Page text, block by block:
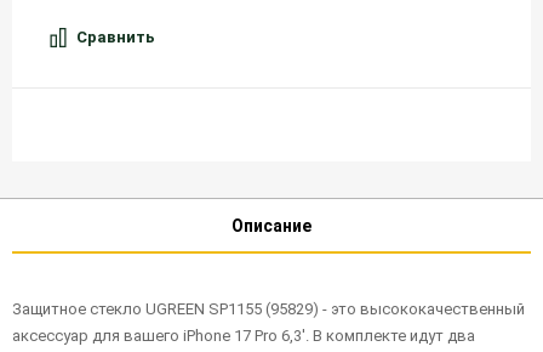
Сравнить
Описание
Защитное стекло UGREEN SP1155 (95829) - это высококачественный
аксессуар для вашего iPhone 17 Pro 6,3'. В комплекте идут два